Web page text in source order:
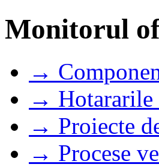
Monitorul
→
→
→ Proiecte
→ Procese